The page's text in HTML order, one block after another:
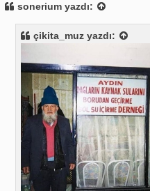
soneriumyazdı:
çikita_muzyazdı: